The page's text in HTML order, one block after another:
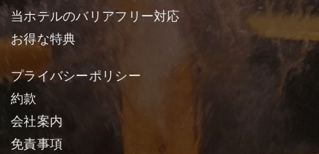
当ホテルのバリアフリー対応
お得な特典
プライバシーポリシー
約款
会社案内
免責事項